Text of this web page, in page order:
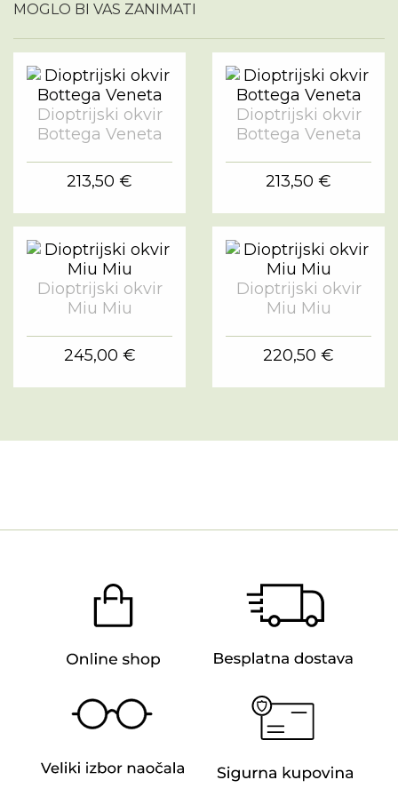
MOGLO BI VAS ZANIMATI
Dioptrijski okvir
Bottega Veneta
213,50 €
Dioptrijski okvir
Bottega Veneta
213,50 €
Dioptrijski okvir
Miu Miu
245,00 €
Dioptrijski okvir
Miu Miu
220,50 €